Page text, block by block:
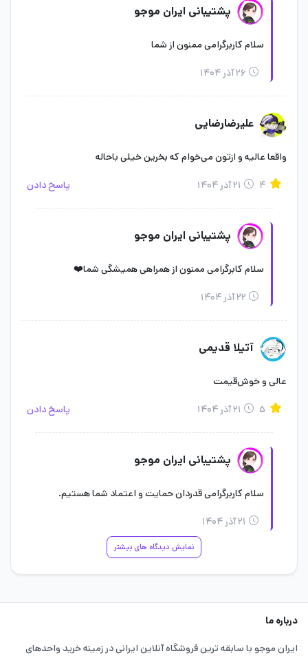
پشتیبانی ایران موجو
سلام کاربرگرامی ممنون از شما
۲۶ آذر ۱۴۰۴
علیرضارضایی
واقعا عالیه و ازتون می‌خوام که بخرین خیلی باحاله
۲۱ آذر ۱۴۰۴ پاسخ دادن
پشتیبانی ایران موجو
سلام کابرگرامی ممنون از همراهی همیشگی شما❤️
۲۲ آذر ۱۴۰۴
آتیلا قدیمی
عالی و خوش‌قیمت
۲۱ آذر ۱۴۰۴ پاسخ دادن
پشتیبانی ایران موجو
سلام کاربرگرامی قدردان حمایت و اعتماد شما هستیم.
۲۱ آذر ۱۴۰۴
نمایش دیدگاه های بیشتر
درباره ما
ایران موجو با سابقه ترین فروشگاه آنلاین ایرانی در زمینه خرید واحدهای